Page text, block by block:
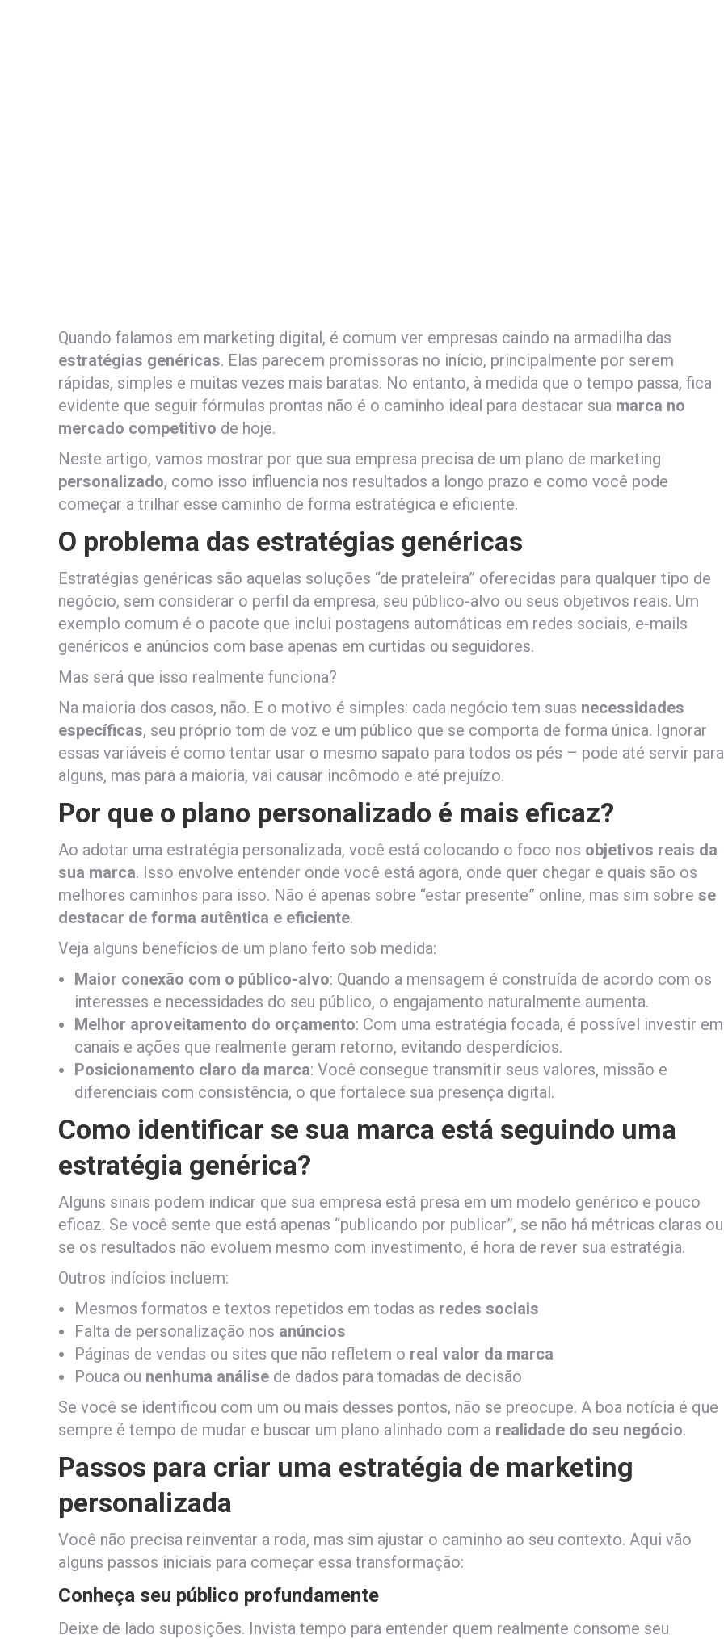
Quando falamos em marketing digital, é comum ver empresas caindo na armadilha das
estratégias genéricas. Elas parecem promissoras no início, principalmente por serem
rápidas, simples e muitas vezes mais baratas. No entanto, à medida que o tempo passa, fica
evidente que seguir fórmulas prontas não é o caminho ideal para destacar sua marca no
mercado competitivo de hoje.
Neste artigo, vamos mostrar por que sua empresa precisa de um plano de marketing
personalizado, como isso influencia nos resultados a longo prazo e como você pode
começar a trilhar esse caminho de forma estratégica e eficiente.
O problema das estratégias genéricas
Estratégias genéricas são aquelas soluções “de prateleira” oferecidas para qualquer tipo de
negócio, sem considerar o perfil da empresa, seu público-alvo ou seus objetivos reais. Um
exemplo comum é o pacote que inclui postagens automáticas em redes sociais, e-mails
genéricos e anúncios com base apenas em curtidas ou seguidores.
Mas será que isso realmente funciona?
Na maioria dos casos, não. E o motivo é simples: cada negócio tem suas necessidades
específicas, seu próprio tom de voz e um público que se comporta de forma única. Ignorar
essas variáveis é como tentar usar o mesmo sapato para todos os pés – pode até servir para
alguns, mas para a maioria, vai causar incômodo e até prejuízo.
Por que o plano personalizado é mais eficaz?
Ao adotar uma estratégia personalizada, você está colocando o foco nos objetivos reais da
sua marca. Isso envolve entender onde você está agora, onde quer chegar e quais são os
melhores caminhos para isso. Não é apenas sobre “estar presente” online, mas sim sobre se
destacar de forma autêntica e eficiente.
Veja alguns benefícios de um plano feito sob medida:
Maior conexão com o público-alvo: Quando a mensagem é construída de acordo com os
interesses e necessidades do seu público, o engajamento naturalmente aumenta.
Melhor aproveitamento do orçamento: Com uma estratégia focada, é possível investir em
canais e ações que realmente geram retorno, evitando desperdícios.
Posicionamento claro da marca: Você consegue transmitir seus valores, missão e
diferenciais com consistência, o que fortalece sua presença digital.
Como identificar se sua marca está seguindo uma
estratégia genérica?
Alguns sinais podem indicar que sua empresa está presa em um modelo genérico e pouco
eficaz. Se você sente que está apenas “publicando por publicar”, se não há métricas claras ou
se os resultados não evoluem mesmo com investimento, é hora de rever sua estratégia.
Outros indícios incluem:
Mesmos formatos e textos repetidos em todas as redes sociais
Falta de personalização nos anúncios
Páginas de vendas ou sites que não refletem o real valor da marca
Pouca ou nenhuma análise de dados para tomadas de decisão
Se você se identificou com um ou mais desses pontos, não se preocupe. A boa notícia é que
sempre é tempo de mudar e buscar um plano alinhado com a realidade do seu negócio.
Passos para criar uma estratégia de marketing
personalizada
Você não precisa reinventar a roda, mas sim ajustar o caminho ao seu contexto. Aqui vão
alguns passos iniciais para começar essa transformação:
Conheça seu público profundamente
Deixe de lado suposições. Invista tempo para entender quem realmente consome seu